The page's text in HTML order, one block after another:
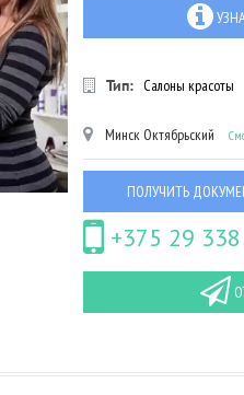
Тип: Салоны красоты
Минск Октябрьский
ПОЛУЧИТЬ
+375 29